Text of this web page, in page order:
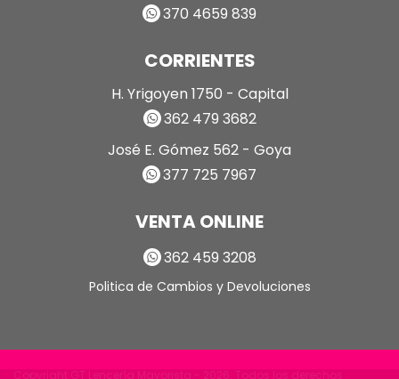
370 4659 839
CORRIENTES
H. Yrigoyen 1750 - Capital
362 479 3682
José E. Gómez 562 - Goya
377 725 7967
VENTA ONLINE
362 459 3208
Politica de Cambios y Devoluciones
Copyright GT Lencería Mayorista - 2026. Todos los derechos